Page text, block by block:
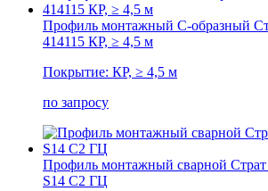
Профиль монтажный С-образный
414115 КР, ≥ 4,5 м
Покрытие: КР, ≥ 4,5 м
по запросу
Профиль монтажный сварной Страт
S14 С2 ГЦ